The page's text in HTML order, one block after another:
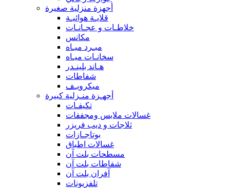
أجهزة منزلية صغيرة
قلايـة هوائيـة
خلاطـات و عجـانـات
مكانس
مبـرد ميـاه
سخانـات ميـاه
هـاند بلينـدر
شفاطات
ميكرويـف
أجهـزة منـزلية كبيرة
تكيفـات
غسالات ملابس ومجففات
ثلاجات و ديب فريزر
بوتاجـازات
غسالات اطباق
مسطحات بلت آن
شفاطات بلت آن
آفران بلت آن
تلفزيونات